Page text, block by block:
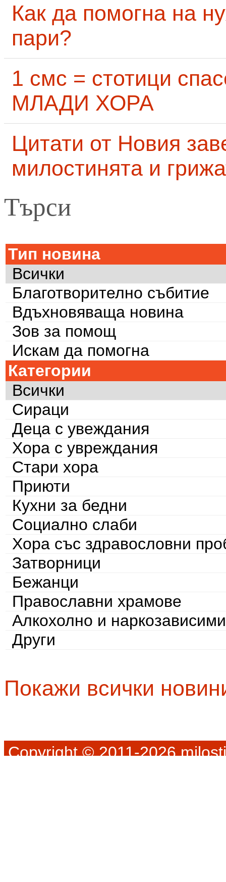
Как да помогна на
пари?
1 смс = стотици
МЛАДИ ХОРА
Цитати от Новия
милостинята и
Търси
Тип новина
Всички
Благотворително събитие
Вдъхновяваща новина
Зов за помощ
Искам да помогна
Категории
Всички
Сираци
Деца с увеждания
Хора с увреждания
Стари хора
Приюти
Кухни за бедни
Социално слаби
Хора със здравословни
Затворници
Бежанци
Православни храмове
Алкохолно и наркозависими
Други
Покажи всички
Copyright © 2011-2026